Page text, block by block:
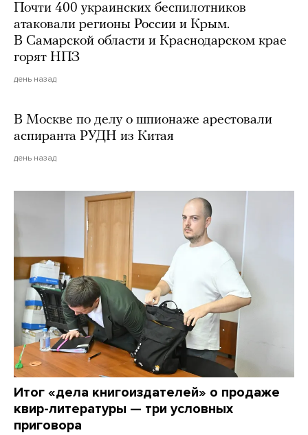
Почти 400 украинских беспилотников
атаковали регионы России и Крым.
В Самарской области и Краснодарском крае
горят НПЗ
день назад
В Москве по делу о шпионаже арестовали
аспиранта РУДН из Китая
день назад
Итог «дела книгоиздателей» о продаже
квир-литературы — три условных
приговора